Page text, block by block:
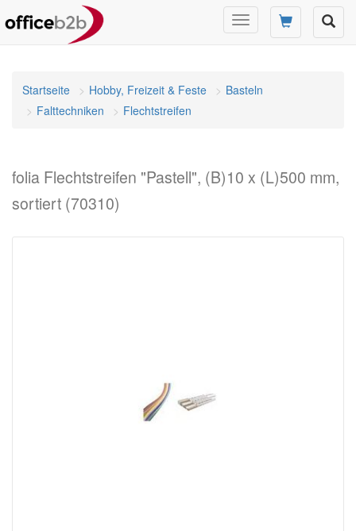
Navigation
umschalten
Startseite Hobby, Freizeit & Feste
Basteln
Falttechniken
Flechtstreifen
folia Flechtstreifen "Pastell", (B)10 x (L)500 mm,
sortiert (70310)